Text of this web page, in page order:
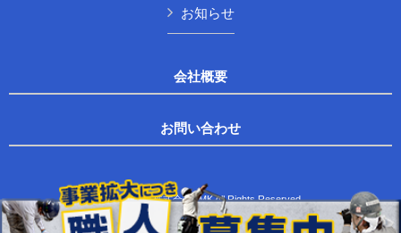
お知らせ
会社概要
お問い合わせ
Copyright © 株式会社TMK All Rights Reserved.